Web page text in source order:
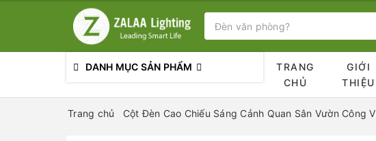
DANH MỤC SẢN PHẨM
TRANG
CHỦ
GIỚI
THIỆU
Trang chủ Cột Đèn Cao Chiếu Sáng Cảnh Quan Sân Vườn Công